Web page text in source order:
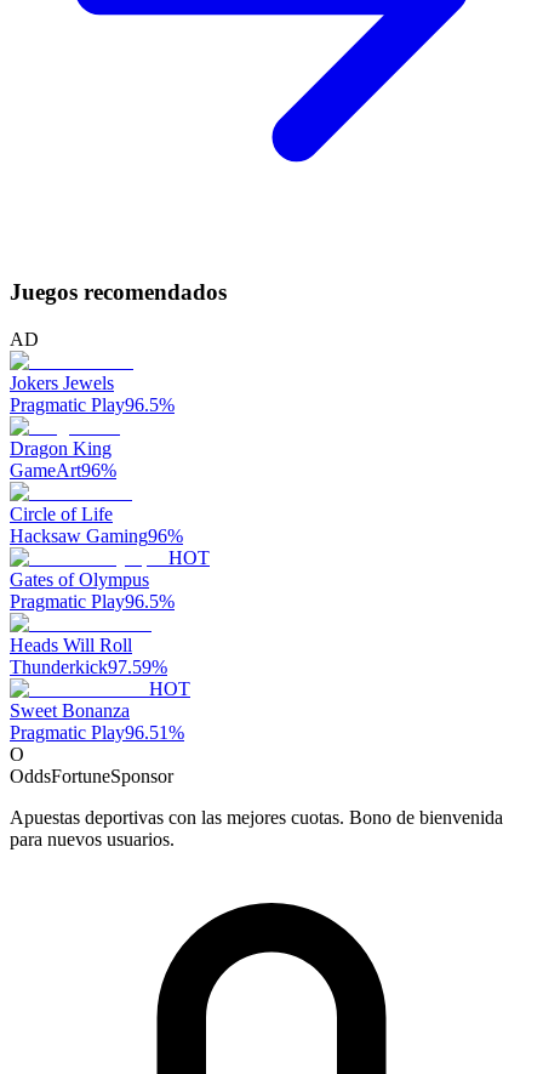
Juegos recomendados
AD
Jokers Jewels
Pragmatic Play96.5%
Dragon King
GameArt96%
Circle of Life
Hacksaw Gaming96%
HOT
Gates of Olympus
Pragmatic Play96.5%
Heads Will Roll
Thunderkick97.59%
HOT
Sweet Bonanza
Pragmatic Play96.51%
O
OddsFortuneSponsor
Apuestas deportivas con las mejores cuotas. Bono de bienvenida
para nuevos usuarios.